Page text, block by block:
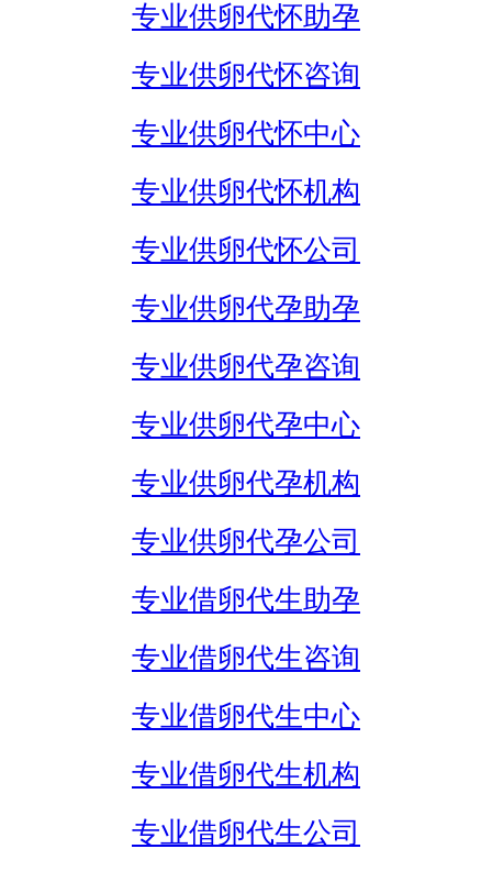
专业供卵代怀助孕
专业供卵代怀咨询
专业供卵代怀中心
专业供卵代怀机构
专业供卵代怀公司
专业供卵代孕助孕
专业供卵代孕咨询
专业供卵代孕中心
专业供卵代孕机构
专业供卵代孕公司
专业借卵代生助孕
专业借卵代生咨询
专业借卵代生中心
专业借卵代生机构
专业借卵代生公司